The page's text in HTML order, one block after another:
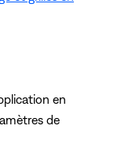
en
de